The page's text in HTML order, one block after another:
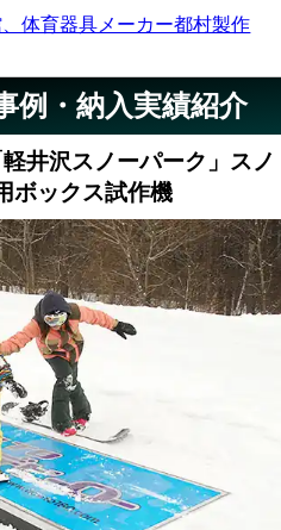
例・納入実績紹介
井沢スノーパーク」スノ
ボックス試作機